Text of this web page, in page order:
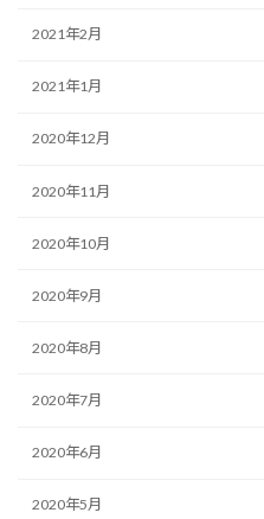
2021年2月
2021年1月
2020年12月
2020年11月
2020年10月
2020年9月
2020年8月
2020年7月
2020年6月
2020年5月